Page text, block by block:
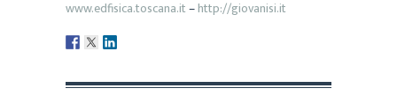
www.edfisica.toscana.it–http://giovanisi.it